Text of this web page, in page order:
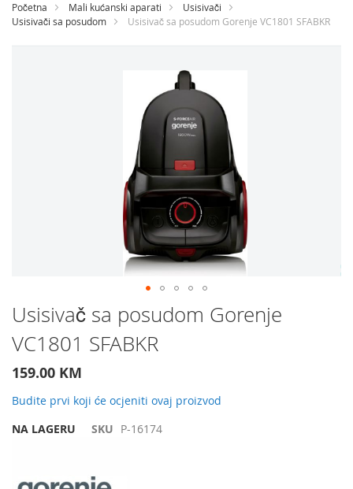
sadržaj
Početna Mali kućanski aparati
Usisivači
Usisivači sa posudom
Usisivač sa posudom Gorenje VC1801 SFABKR
Preskočite
na
početak
galerije
slika
Usisivač sa posudom Gorenje
VC1801 SFABKR
159.00 KM
Budite prvi koji će ocjeniti ovaj proizvod
NA LAGERU
SKU P-16174